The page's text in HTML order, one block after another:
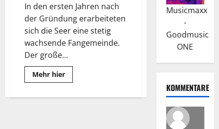
In den ersten Jahren nach
der Gründung erarbeiteten
sich die Seer eine stetig
wachsende Fangemeinde.
Der große...
Mehr hierRead
more
Seer:
Musicmaxx
-
Goodmusic
ONE
KOMMENTARE